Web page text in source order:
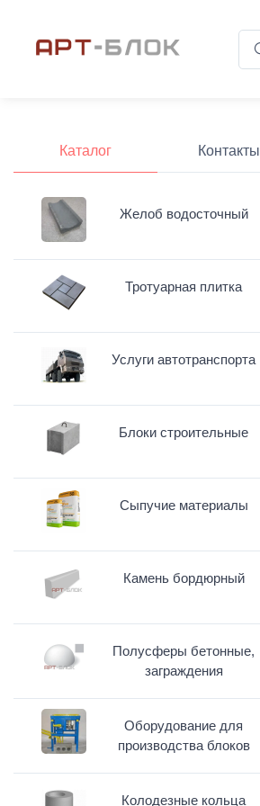
Каталог Контакты
Желоб водосточный
Тротуарная плитка
Услуги автотранспорта
Блоки строительные
Сыпучие материалы
Камень бордюрный
Полусферы бетонные,
заграждения
Оборудование для
производства блоков
Колодезные кольца